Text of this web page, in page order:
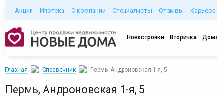
Акции Ипотека О компании Специалисты Отзывы Карьера
Новостройки Вторичка
Главная Справочник Пермь, Андроновская 1-я, 5
Пермь, Андроновская 1-я, 5